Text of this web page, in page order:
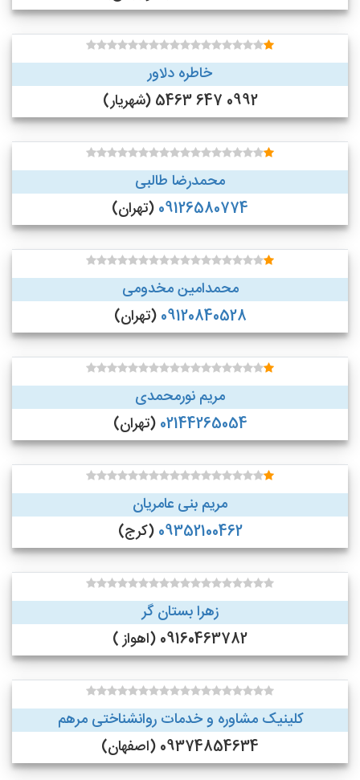
خاطره دلاور
0992 647 5463 (شهریار)
محمدرضا طالبی
09126580774 (تهران)
محمدامین مخدومی
09120840528 (تهران)
مریم نورمحمدی
02144265054 (تهران)
مریم بنی عامریان
09352100462 (کرج)
زهرا بستان گر
09160463782 (اهواز )
کلینیک مشاوره و خدمات روانشناختی مرهم
09374854634 (اصفهان)